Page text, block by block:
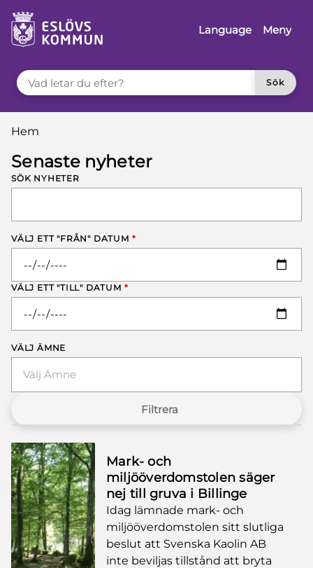
till innehåll
Language
Meny
VAD LETAR DU EFTER?
Sök
Du är här:
Hem
Senaste nyheter
SÖK NYHETER
VÄLJ ETT "FRÅN" DATUM *
VÄLJ ETT "TILL" DATUM *
VÄLJ ÄMNE
Välj Ämne
Filtrera
Mark- och
miljööverdomstolen säger
nej till gruva i Billinge
Idag lämnade mark- och
miljööverdomstolen sitt slutliga
beslut att Svenska Kaolin AB
inte beviljas tillstånd att bryta